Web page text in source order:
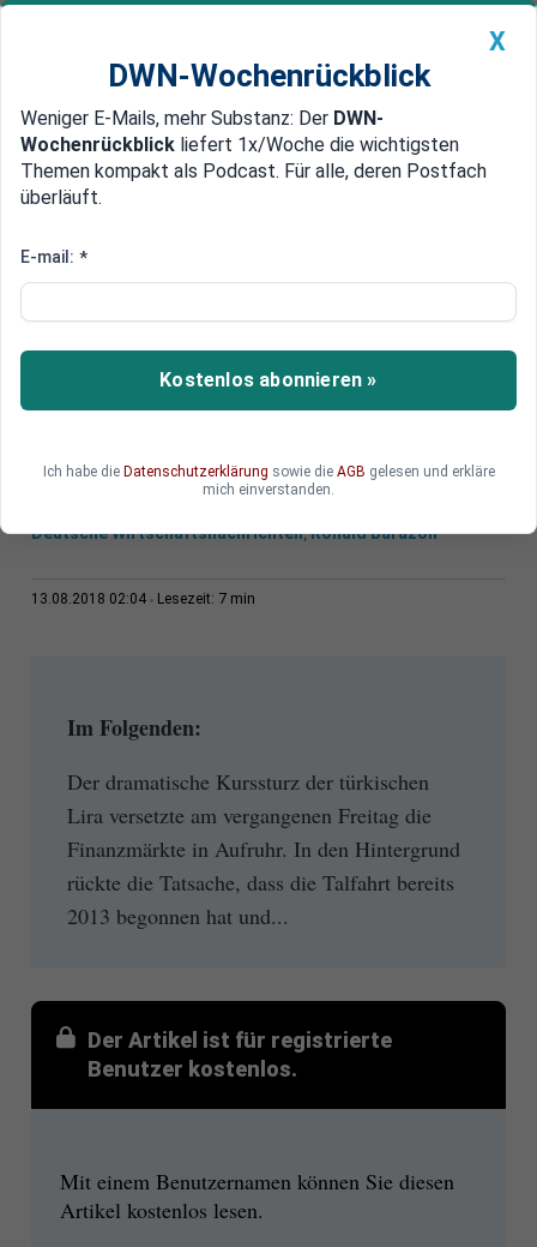
Newsticker MEIN DWN: Geldanlage Premium
Edelmetalle DWN-Magazin China
Banken-Rettungen nötig
Türkei ist nur der Anfang: Neue
Finanzkrise hat begonnen
Mit zu vielen riskanten Krediten hat sich die
Deutsche Wirtschaftsnachrichten,Ronald Barazon
13.08.2018 02:04 Lesezeit: 7 min
Im Folgenden:
Der dramatische Kurssturz der türkischen
Lira versetzte am vergangenen Freitag die
Finanzmärkte in Aufruhr. In den Hintergrund
rückte die Tatsache, dass die Talfahrt bereits
2013 begonnen hat und...
Der Artikel ist für registrierte
Benutzer kostenlos.
Mit einem Benutzernamen können Sie diesen
Artikel kostenlos lesen.
X
DWN-Wochenrückblick
Weniger E-Mails, mehr Substanz: Der DWN-
Wochenrückblick liefert 1x/Woche die wichtigsten
Themen kompakt als Podcast. Für alle, deren Postfach
überläuft.
E-mail: *
Kostenlos abonnieren »
Ich habe die Datenschutzerklärung sowie die AGB gelesen und erkläre
mich einverstanden.